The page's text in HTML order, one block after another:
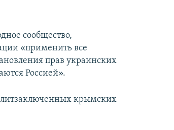
сообщество,
«применить все
прав украинских
Россией».
крымских